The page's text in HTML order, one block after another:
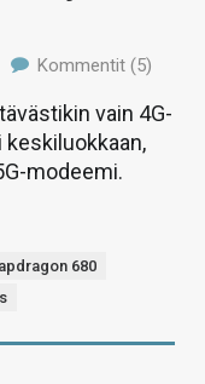
Kommentit (5)
vain 4G-
modeemi.
680